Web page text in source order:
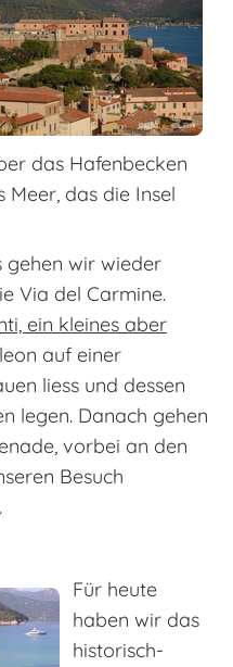
das Hafenbecken
Meer, das die Insel
gehen wir wieder
Via del Carmine.
ein kleines aber
auf einer
liess und dessen
legen. Danach gehen
vorbei an den
Besuch
Für heute
haben wir das
historisch-